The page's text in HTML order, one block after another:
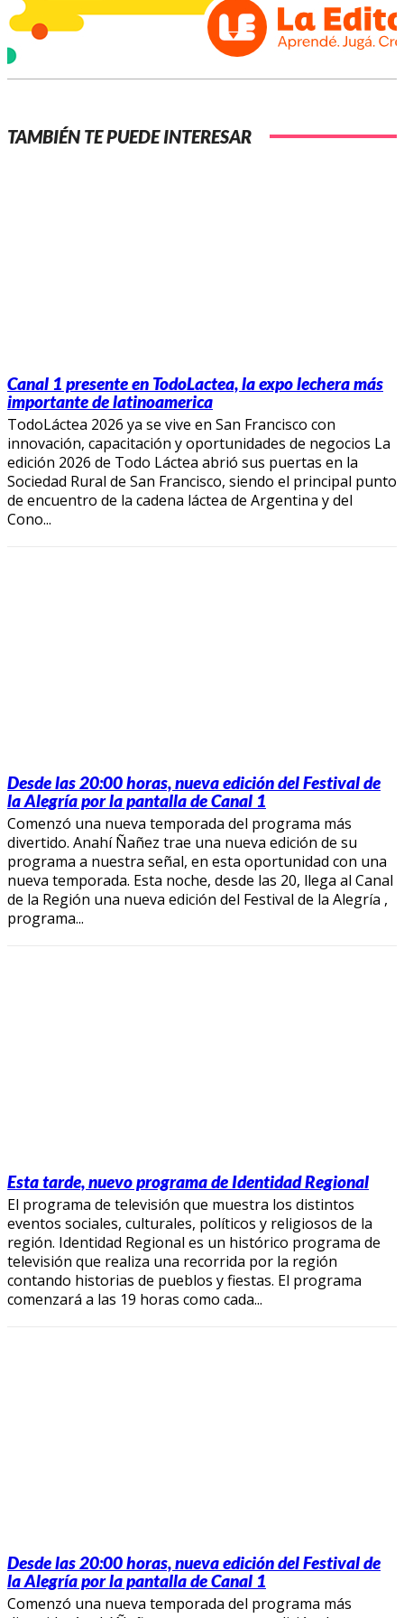
TAMBIÉN TE PUEDE INTERESAR
Canal 1 presente en TodoLactea, la expo lechera más
importante de latinoamerica
TodoLáctea 2026 ya se vive en San Francisco con
innovación, capacitación y oportunidades de negocios La
edición 2026 de Todo Láctea abrió sus puertas en la
Sociedad Rural de San Francisco, siendo el principal punto
de encuentro de la cadena láctea de Argentina y del
Cono...
Desde las 20:00 horas, nueva edición del Festival de
la Alegría por la pantalla de Canal 1
Comenzó una nueva temporada del programa más
divertido. Anahí Ñañez trae una nueva edición de su
programa a nuestra señal, en esta oportunidad con una
nueva temporada. Esta noche, desde las 20, llega al Canal
de la Región una nueva edición del Festival de la Alegría ,
programa...
Esta tarde, nuevo programa de Identidad Regional
El programa de televisión que muestra los distintos
eventos sociales, culturales, políticos y religiosos de la
región. Identidad Regional es un histórico programa de
televisión que realiza una recorrida por la región
contando historias de pueblos y fiestas. El programa
comenzará a las 19 horas como cada...
Desde las 20:00 horas, nueva edición del Festival de
la Alegría por la pantalla de Canal 1
Comenzó una nueva temporada del programa más